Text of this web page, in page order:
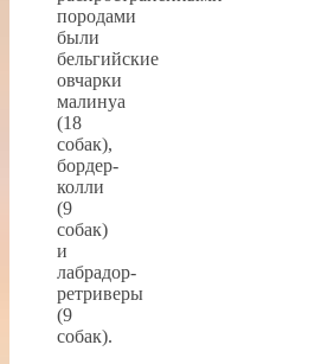
породами
были
бельгийские
овчарки
малинуа
(18
собак),
бордер-
колли
(9
собак)
и
лабрадор-
ретриверы
(9
собак).